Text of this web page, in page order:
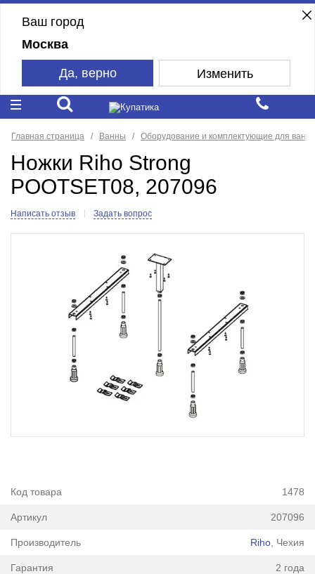
Ваш город
Москва
Да, верно Изменить
Главная страница Ванны Оборудование и комплектующие для ванн
Ножки Riho Strong
POOTSET08, 207096
Написать отзыв Задать вопрос
Код товара 1478
Артикул 207096
Производитель Riho , Чехия
Гарантия 2 года